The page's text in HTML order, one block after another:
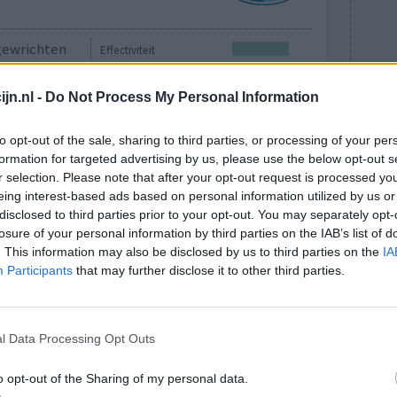
- Do Not Process My Personal Information
opt-out of the sale, sharing to third parties, or processing of your
for targeted advertising by us, please use the below opt-out
selection. Please note that after your opt-out request is processed
interest-based ads based on personal information utilized by us
to third parties prior to your opt-out. You may separately
of your personal information by third parties on the IAB’s list of
This information may also be disclosed by us to third parties on the
Participants that may further disclose it to other third parties.
Data Processing Opt Outs
opt-out of the Sharing of my personal data.
Effectiviteit
Bijwerkingen
gegeneraliseerde spierzwakte
vermoeidheid
haaruitval
0 reacties